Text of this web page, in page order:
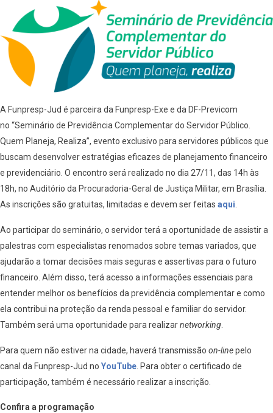
A Funpresp-Jud é parceira da Funpresp-Exe e da DF-Previcom
no “Seminário de Previdência Complementar do Servidor Público.
Quem Planeja, Realiza”, evento exclusivo para servidores públicos que
buscam desenvolver estratégias eficazes de planejamento financeiro
e previdenciário. O encontro será realizado no dia 27/11, das 14h às
18h, no Auditório da Procuradoria-Geral de Justiça Militar, em Brasília.
As inscrições são gratuitas, limitadas e devem ser feitas aqui.
Ao participar do seminário, o servidor terá a oportunidade de assistir a
palestras com especialistas renomados sobre temas variados, que
ajudarão a tomar decisões mais seguras e assertivas para o futuro
financeiro. Além disso, terá acesso a informações essenciais para
entender melhor os benefícios da previdência complementar e como
ela contribui na proteção da renda pessoal e familiar do servidor.
Também será uma oportunidade para realizarnetworking
Para quem não estiver na cidade, haverá transmissão on-linepelo
canal da Funpresp-Jud no YouTube . Para obter o certificado de
participação, também é necessário realizar a inscrição.
Confira a programação